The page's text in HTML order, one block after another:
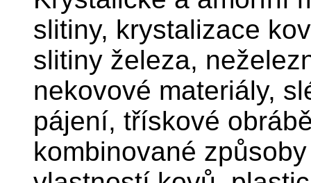
slitiny, krystalizace
slitiny železa,
nekovové materiály,
pájení, třískové
kombinované